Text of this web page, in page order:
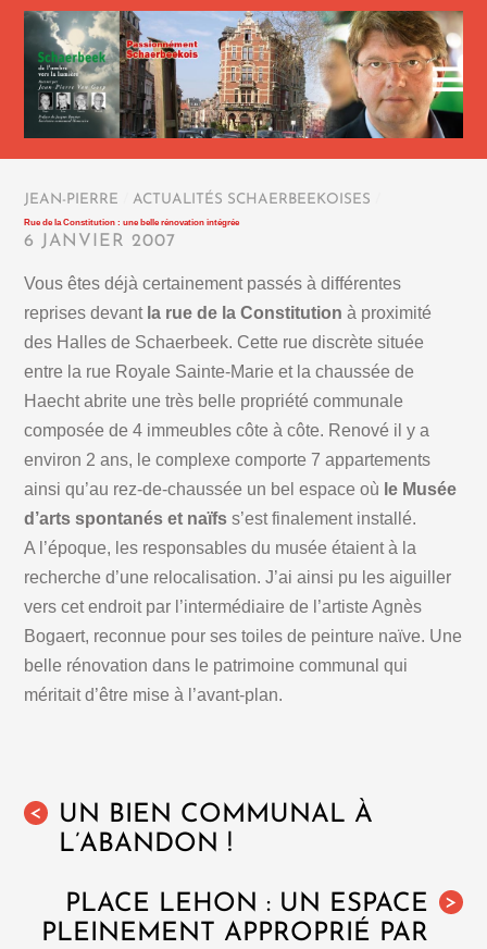
JEAN-PIERRE ACTUALITÉS SCHAERBEEKOISES
Rue de la Constitution : une belle rénovation intégrée
6 JANVIER 2007
Vous êtes déjà certainement passés à différentes
reprises devant la rue de la Constitution à proximité
des Halles de Schaerbeek. Cette rue discrète située
entre la rue Royale Sainte-Marie et la chaussée de
Haecht abrite une très belle propriété communale
composée de 4 immeubles côte à côte. Renové il y a
environ 2 ans, le complexe comporte 7 appartements
ainsi qu’au rez-de-chaussée un bel espace où le Musée
d’arts spontanés et naïfs s’est finalement installé.
A l’époque, les responsables du musée étaient à la
recherche d’une relocalisation. J’ai ainsi pu les aiguiller
vers cet endroit par l’intermédiaire de l’artiste Agnès
Bogaert, reconnue pour ses toiles de peinture naïve. Une
belle rénovation dans le patrimoine communal qui
méritait d’être mise à l’avant-plan.
<
UN BIEN COMMUNAL À
L’ABANDON !
>
PLACE LEHON : UN ESPACE
PLEINEMENT APPROPRIÉ PAR